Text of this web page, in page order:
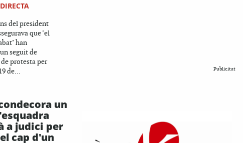
del president
que "el
han
seguit de
protesta per
de...
un
a judici per
cap d'un
Publicitat